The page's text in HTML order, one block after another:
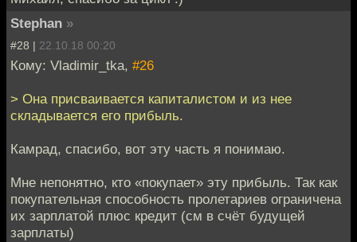
Stephan »
#28 | 22.10.18 00:20
Кому: Vladimir_tka, #26
> Она присваивается капиталистом и из нее
складывается его прибыль.
Камрад, спасибо, вот эту часть я понимаю.
Мне непонятно, кто «покупает» эту прибыль. Так как
покупательная способность пролетариев ограничена
их зарплатой плюс кредит (см в счёт будущей
зарплаты)